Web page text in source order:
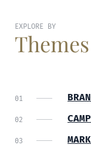
EXPLORE BY
Themes